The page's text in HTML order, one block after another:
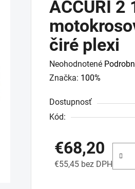
ACCURI 2
čiré plexi
Priemerné
hodnotenie
je
0,0
hviezdičiek.
Neohodnotené
Značka: 100%
Dostupnosť
Kód:
€68,20
€55,45 bez DPH